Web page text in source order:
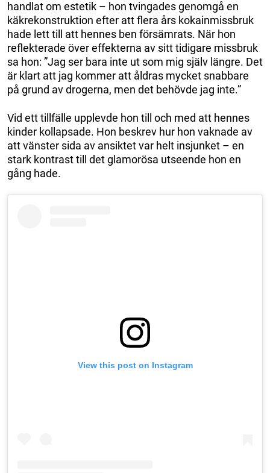
handlat om estetik – hon tvingades genomgå en
käkrekonstruktion efter att flera års kokainmissbruk
hade lett till att hennes ben försämrats. När hon
reflekterade över effekterna av sitt tidigare missbruk
sa hon: ”Jag ser bara inte ut som mig själv längre. Det
är klart att jag kommer att åldras mycket snabbare
på grund av drogerna, men det behövde jag inte.”
Vid ett tillfälle upplevde hon till och med att hennes
kinder kollapsade. Hon beskrev hur hon vaknade av
att vänster sida av ansiktet var helt insjunket – en
stark kontrast till det glamorösa utseende hon en
gång hade.
View this post on Instagram